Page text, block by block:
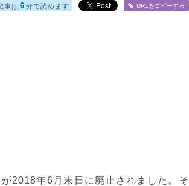
事は 6 分で読めます URLをコピーする
2018年6月末日に廃止されました。そ